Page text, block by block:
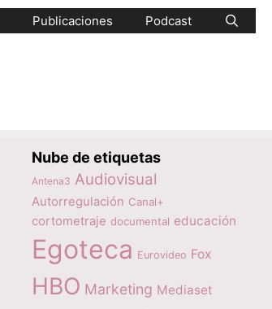
Publicaciones Podcast
Nube de etiquetas
Antena3 Audiovisual
Autorregulación Canal+
cortometraje documental educación
Egoteca Eurovideo Fox
HBO Marketing Mediaset